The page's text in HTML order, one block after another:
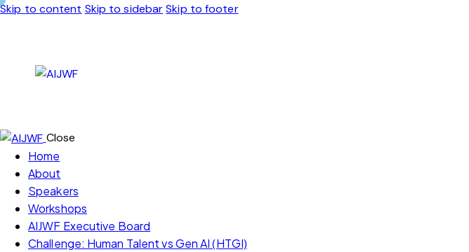
Skip to content Skip to sidebar Skip to footer
Close
Home
About
Speakers
Workshops
AIJWF Executive Board
Challenge: Human Talent vs Gen AI (HTGI)